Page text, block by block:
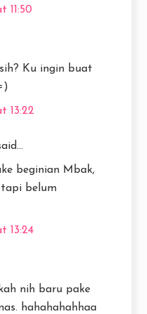
11:50
Ku ingin buat
13:22
beginian Mbak,
belum
13:24
nih baru pake
hahahahahhaa